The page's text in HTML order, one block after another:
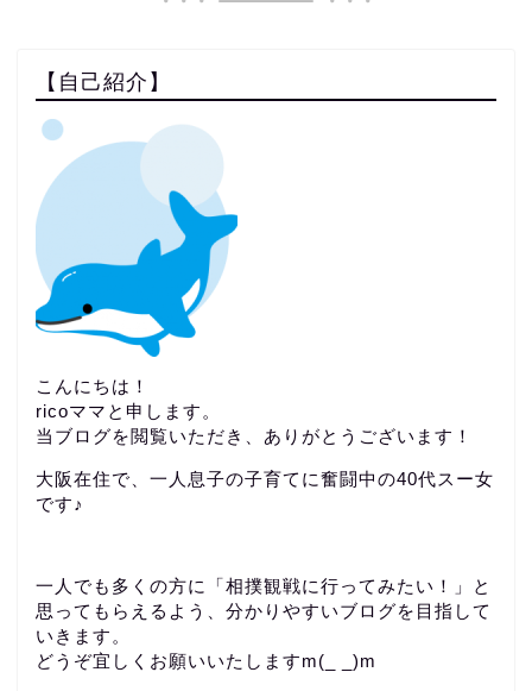
【自己紹介】
こんにちは！
ricoママと申します。
当ブログを閲覧いただき、ありがとうございます！
大阪在住で、一人息子の子育てに奮闘中の40代スー女
です♪
一人でも多くの方に「相撲観戦に行ってみたい！」と
思ってもらえるよう、分かりやすいブログを目指して
いきます。
どうぞ宜しくお願いいたしますm(_ _)m